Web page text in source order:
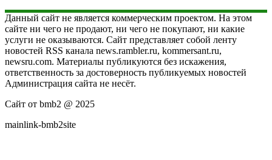
Данный сайт не является коммерческим проектом. На этом
сайте ни чего не продают, ни чего не покупают, ни какие
услуги не оказываются. Сайт представляет собой ленту
новостей RSS канала news.rambler.ru, kommersant.ru,
newsru.com. Материалы публикуются без искажения,
ответственность за достоверность публикуемых новостей
Администрация сайта не несёт.
Сайт от bmb2 @ 2025
mainlink-bmb2site